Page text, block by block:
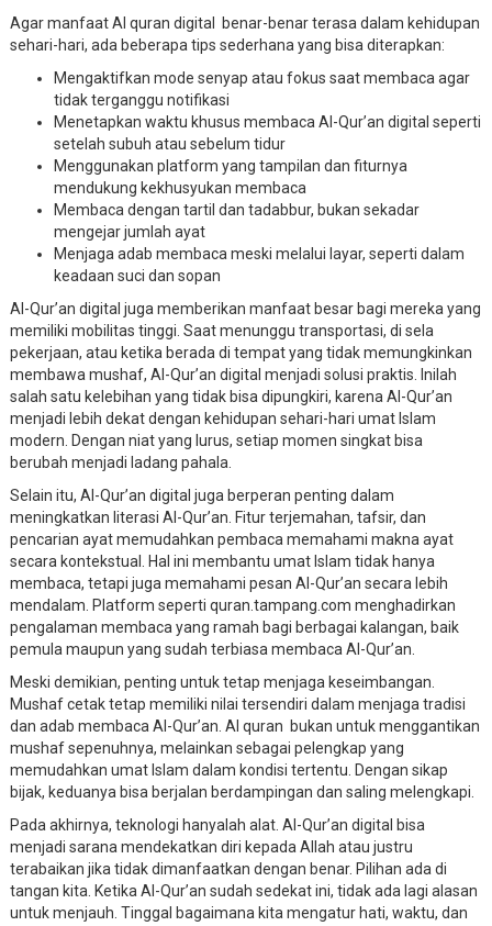
Agar manfaat Al quran digital benar-benar terasa dalam kehidupan
sehari-hari, ada beberapa tips sederhana yang bisa diterapkan:
Mengaktifkan mode senyap atau fokus saat membaca agar
tidak terganggu notifikasi
Menetapkan waktu khusus membaca Al-Qur’an digital seperti
setelah subuh atau sebelum tidur
Menggunakan platform yang tampilan dan fiturnya
mendukung kekhusyukan membaca
Membaca dengan tartil dan tadabbur, bukan sekadar
mengejar jumlah ayat
Menjaga adab membaca meski melalui layar, seperti dalam
keadaan suci dan sopan
Al-Qur’an digital juga memberikan manfaat besar bagi mereka yang
memiliki mobilitas tinggi. Saat menunggu transportasi, di sela
pekerjaan, atau ketika berada di tempat yang tidak memungkinkan
membawa mushaf, Al-Qur’an digital menjadi solusi praktis. Inilah
salah satu kelebihan yang tidak bisa dipungkiri, karena Al-Qur’an
menjadi lebih dekat dengan kehidupan sehari-hari umat Islam
modern. Dengan niat yang lurus, setiap momen singkat bisa
berubah menjadi ladang pahala.
Selain itu, Al-Qur’an digital juga berperan penting dalam
meningkatkan literasi Al-Qur’an. Fitur terjemahan, tafsir, dan
pencarian ayat memudahkan pembaca memahami makna ayat
secara kontekstual. Hal ini membantu umat Islam tidak hanya
membaca, tetapi juga memahami pesan Al-Qur’an secara lebih
mendalam. Platform seperti quran.tampang.com menghadirkan
pengalaman membaca yang ramah bagi berbagai kalangan, baik
pemula maupun yang sudah terbiasa membaca Al-Qur’an.
Meski demikian, penting untuk tetap menjaga keseimbangan.
Mushaf cetak tetap memiliki nilai tersendiri dalam menjaga tradisi
dan adab membaca Al-Qur’an. Al quran bukan untuk menggantikan
mushaf sepenuhnya, melainkan sebagai pelengkap yang
memudahkan umat Islam dalam kondisi tertentu. Dengan sikap
bijak, keduanya bisa berjalan berdampingan dan saling melengkapi.
Pada akhirnya, teknologi hanyalah alat. Al-Qur’an digital bisa
menjadi sarana mendekatkan diri kepada Allah atau justru
terabaikan jika tidak dimanfaatkan dengan benar. Pilihan ada di
tangan kita. Ketika Al-Qur’an sudah sedekat ini, tidak ada lagi alasan
untuk menjauh. Tinggal bagaimana kita mengatur hati, waktu, dan